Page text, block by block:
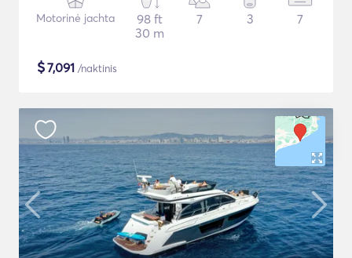
Motorinė jachta
98 ft
30 m
7 3 7
$7,091 /naktinis